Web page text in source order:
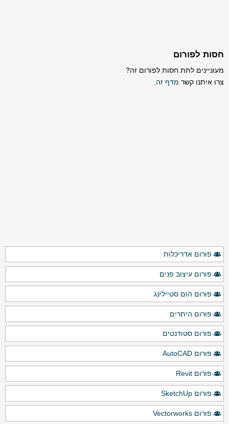
חסות לפורום
מעוניינים לתת חסות לפורום זה?
צרו איתנו קשר מדף זה
פורום אדריכלות
פורום עיצוב פנים
פורום הום סטיילינג
פורום היתרים
פורום סטודנטים
פורום AutoCAD
פורום Revit
פורום SketchUp
פורום Vectorworks